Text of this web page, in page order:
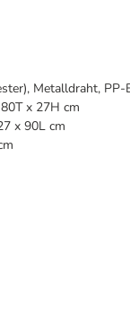
Metalldraht,
x 27H cm
x 90L cm